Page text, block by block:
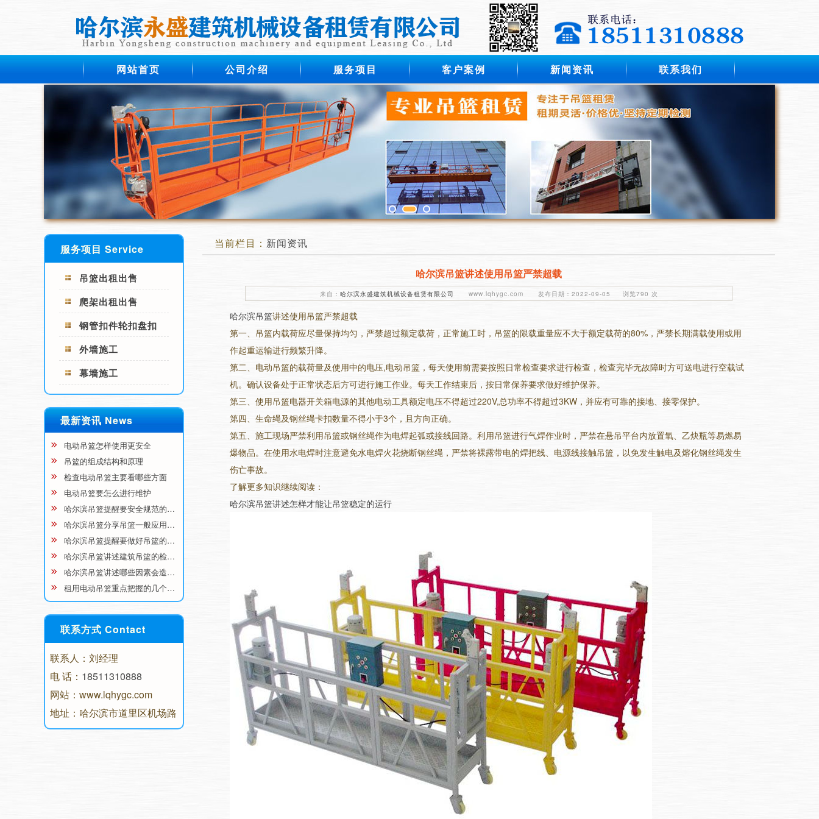
网站首页 公司介绍 服务项目 客户案例 新闻资讯 联系我们
服务项目 Service
吊篮出租出售
爬架出租出售
钢管扣件轮扣盘扣
外墙施工
幕墙施工
最新资讯 News
电动吊篮怎样使用更安全
吊篮的组成结构和原理
检查电动吊篮主要看哪些方面
电动吊篮要怎么进行维护
哈尔滨吊篮提醒要安全规范的…
哈尔滨吊篮分享吊篮一般应用…
哈尔滨吊篮提醒要做好吊篮的…
哈尔滨吊篮讲述建筑吊篮的检…
哈尔滨吊篮讲述哪些因素会造…
租用电动吊篮重点把握的几个…
联系方式 Contact
联系人：刘经理
电 话： 18511310888
网站：www.lqhygc.com
地址：哈尔滨市道里区机场路
当前栏目： 新闻资讯
哈尔滨吊篮讲述使用吊篮严禁超载
来自： 哈尔滨永盛建筑机械设备租赁有限公司 www.lqhygc.com 发布日期：2022-09-05 浏览790 次
哈尔滨吊篮讲述使用吊篮严禁超载
第一、吊篮内载荷应尽量保持均匀，严禁超过额定载荷，正常施工时，吊篮的限载重量应不大于额定载荷的80%，严禁长期满载使用或用
作起重运输进行频繁升降。
第二、电动吊篮的载荷量及使用中的电压,电动吊篮，每天使用前需要按照日常检查要求进行检查，检查完毕无故障时方可送电进行空载试
机。确认设备处于正常状态后方可进行施工作业。每天工作结束后，按日常保养要求做好维护保养。
第三、使用吊篮电器开关箱电源的其他电动工具额定电压不得超过220V,总功率不得超过3KW，并应有可靠的接地、接零保护。
第四、生命绳及钢丝绳卡扣数量不得小于3个，且方向正确。
第五、施工现场严禁利用吊篮或钢丝绳作为电焊起弧或接线回路。利用吊篮进行气焊作业时，严禁在悬吊平台内放置氧、乙炔瓶等易燃易
爆物品。在使用水电焊时注意避免水电焊火花烧断钢丝绳，严禁将裸露带电的焊把线、电源线接触吊篮，以免发生触电及熔化钢丝绳发生
伤亡事故。
了解更多知识继续阅读：
哈尔滨吊篮讲述怎样才能让吊篮稳定的运行